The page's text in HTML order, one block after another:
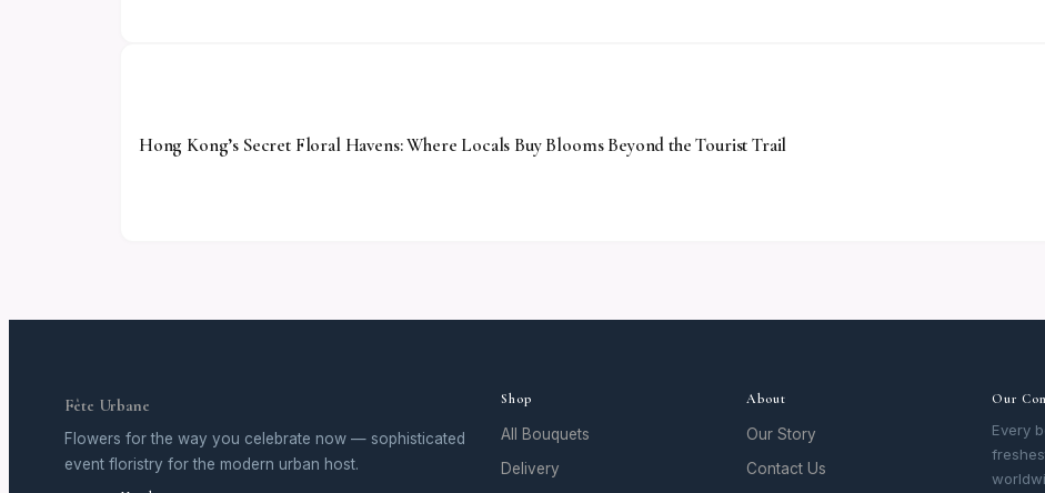
Hong Kong’s Secret Floral Havens: Where Locals Buy Blooms Beyond the Tourist Trail
Fête Urbane
Flowers for the way you celebrate now — sophisticated
event floristry for the modern urban host.
Shop
All Bouquets
Delivery
About
Our Story
Contact Us
Our
Every